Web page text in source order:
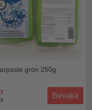
grön 250g
Bevaka